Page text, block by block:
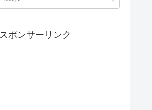
スポンサーリンク